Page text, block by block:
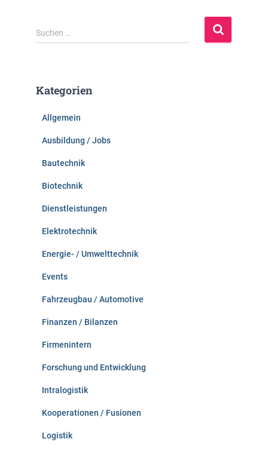
S
u
n
Suchen …
Kategorien
Allgemein
Ausbildung / Jobs
Bautechnik
Biotechnik
Dienstleistungen
Elektrotechnik
Energie- / Umwelttechnik
Events
Fahrzeugbau / Automotive
Finanzen / Bilanzen
Firmenintern
Forschung und Entwicklung
Intralogistik
Kooperationen / Fusionen
Logistik